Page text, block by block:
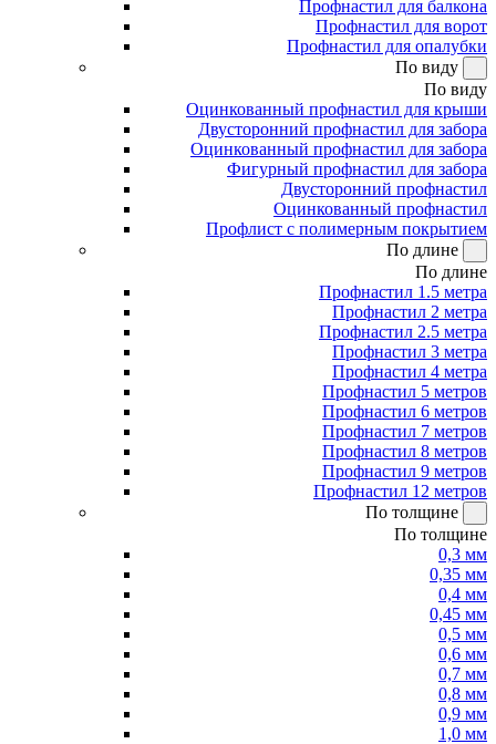
Профнастил для балкона
Профнастил для ворот
Профнастил для опалубки
По виду
По виду
Оцинкованный профнастил для крыши
Двусторонний профнастил для забора
Оцинкованный профнастил для забора
Фигурный профнастил для забора
Двусторонний профнастил
Оцинкованный профнастил
Профлист с полимерным покрытием
По длине
По длине
Профнастил 1.5 метра
Профнастил 2 метра
Профнастил 2.5 метра
Профнастил 3 метра
Профнастил 4 метра
Профнастил 5 метров
Профнастил 6 метров
Профнастил 7 метров
Профнастил 8 метров
Профнастил 9 метров
Профнастил 12 метров
По толщине
По толщине
0,3 мм
0,35 мм
0,4 мм
0,45 мм
0,5 мм
0,6 мм
0,7 мм
0,8 мм
0,9 мм
1,0 мм